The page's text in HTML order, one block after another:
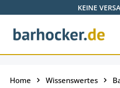
Zum Hauptinhalt springen
KEINE
Home Wissenswertes